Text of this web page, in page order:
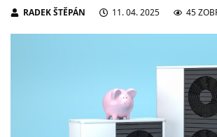
RADEK ŠTĚPÁN 11. 04. 2025 45